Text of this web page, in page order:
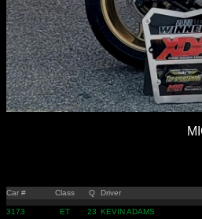
Car # Class Q Driver
3173 ET 23 KEVIN ADAMS